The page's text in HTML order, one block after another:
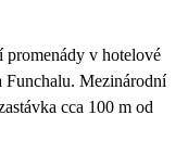
promenády v hotelové
Funchalu. Mezinárodní
cca 100 m od